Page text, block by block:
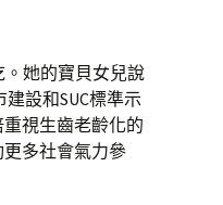
。她的寶貝女兒說
設和SUC標準示
視生齒老齡化的
多社會氣力參